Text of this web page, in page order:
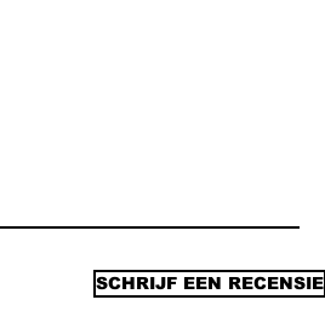
SCHRIJF EEN RECENSIE